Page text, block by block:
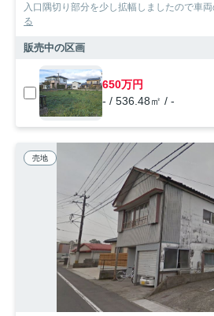
入口隅切り部分を少し拡幅しましたので車
る
販売中の区画
650万円
- / 536.48㎡ / -
売地